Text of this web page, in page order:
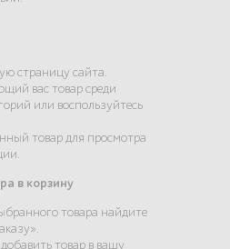
страницу сайта.
вас товар среди
или воспользуйтесь
товар для просмотра
в корзину
товара найдите
товар в вашу